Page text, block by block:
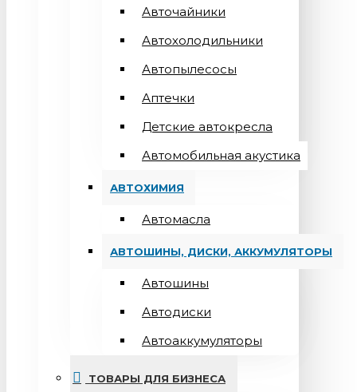
Авточайники
Автохолодильники
Автопылесосы
Аптечки
Детские автокресла
Автомобильная акустика
АВТОХИМИЯ
Автомасла
АВТОШИНЫ, ДИСКИ, АККУМУЛЯТОРЫ
Автошины
Автодиски
Автоаккумуляторы
ТОВАРЫ ДЛЯ БИЗНЕСА